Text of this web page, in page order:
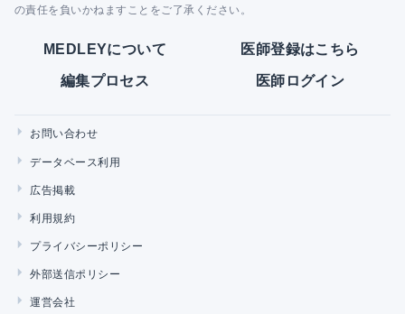
の責任を負いかねますことをご了承ください。
MEDLEYについて 医師登録はこちら
編集プロセス 医師ログイン
お問い合わせ
データベース利用
広告掲載
利用規約
プライバシーポリシー
外部送信ポリシー
運営会社